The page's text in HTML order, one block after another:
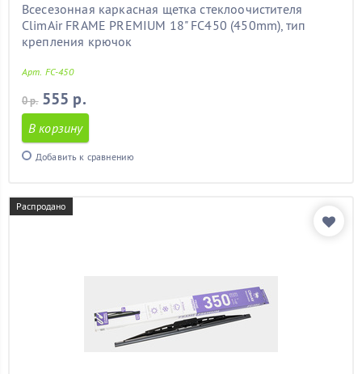
Всесезонная каркасная щетка стеклоочистителя
ClimAir FRAME PREMIUM 18" FC450 (450mm), тип
крепления крючок
Арт. FC-450
0 р. 555 р.
В корзину
Добавить к сравнению
Распродано